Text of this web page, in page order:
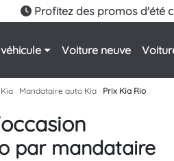
Profitez des promos d'été
Voiture neuve
› Mandataire auto Kia › Prix Kia Rio
par mandataire